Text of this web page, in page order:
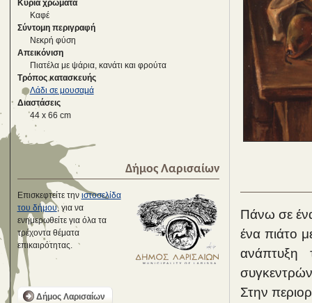
Κύρια χρώματα
Καφέ
Σύντομη περιγραφή
Νεκρή φύση
Απεικόνιση
Πιατέλα με ψάρια, κανάτι και φρούτα
Τρόπος κατασκευής
Λάδι σε μουσαμά
Διαστάσεις
44 x 66 cm
Δήμος Λαρισαίων
Επισκεφτείτε την ιστοσελίδα
του δήμου, για να
ενημερωθείτε για όλα τα
τρέχοντα θέματα
επικαιρότητας.
Δήμος Λαρισαίων
Πάνω σε
ένα πιάτο
ανάπτυξη
Στην